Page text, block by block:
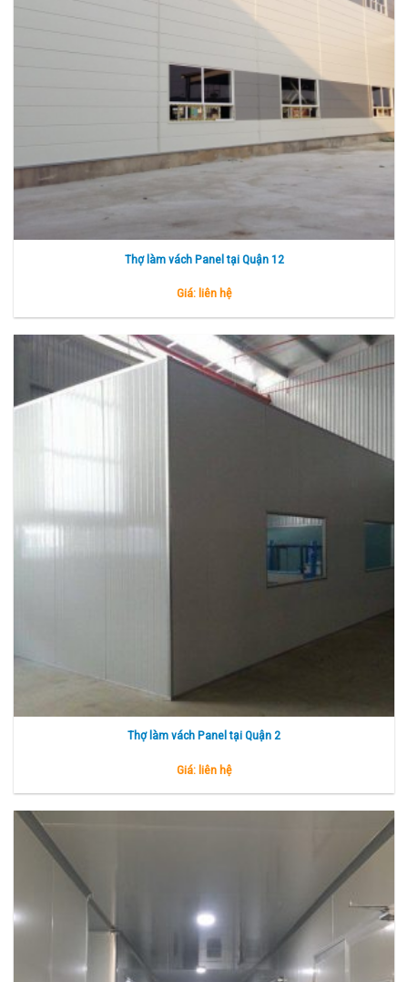
Thợ làm vách Panel tại Quận 12
Giá: liên hệ
Thợ làm vách Panel tại Quận 2
Giá: liên hệ